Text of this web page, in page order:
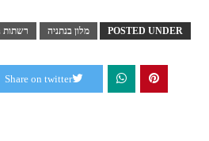
POSTED UNDER מלון בנתניה רשתות
Share on twitter